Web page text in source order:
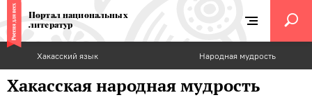
Портал национальных
литератур
Хакасский язык Народная мудрость
Хакасская народная мудрость